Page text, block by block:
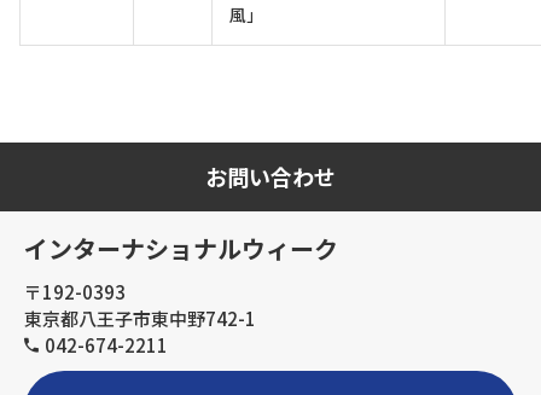
風」
お問い合わせ
インターナショナルウィーク
〒192-0393
東京都八王子市東中野742-1
042-674-2211